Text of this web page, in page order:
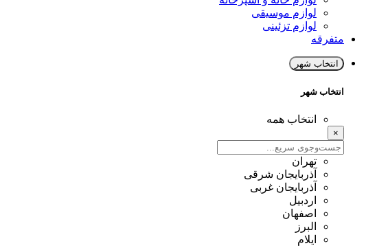
لوازم موسیقی
لوازم تزئینی
متفرقه
انتخاب شهر
انتخاب شهر
انتخاب همه
×
تهران
آذربایجان شرقی
آذربایجان غربی
اردبیل
اصفهان
البرز
ایلام